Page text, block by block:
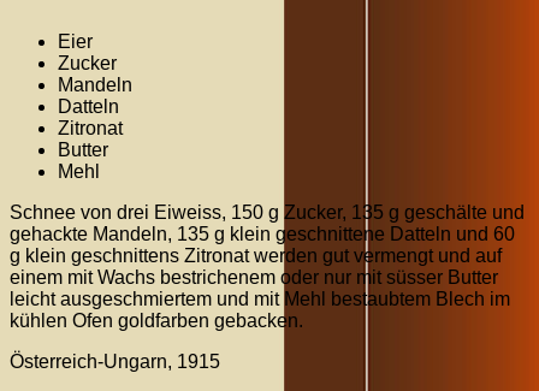
Eier
Zucker
Mandeln
Datteln
Zitronat
Butter
Mehl
Schnee von drei Eiweiss, 150 g Zucker, 135 g geschälte und
gehackte Mandeln, 135 g klein geschnittene Datteln und 60
g klein geschnittens Zitronat werden gut vermengt und auf
einem mit Wachs bestrichenem oder nur mit süsser Butter
leicht ausgeschmiertem und mit Mehl bestaubtem Blech im
kühlen Ofen goldfarben gebacken.
Österreich-Ungarn, 1915